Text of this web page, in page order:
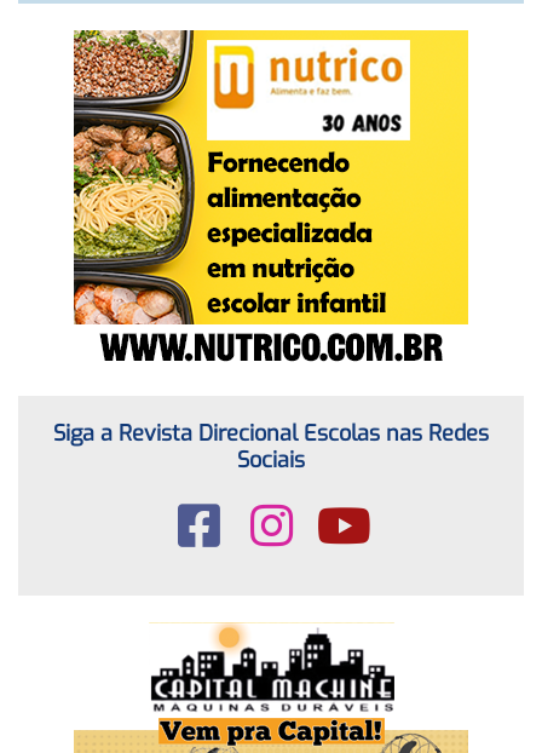
Siga a Revista Direcional Escolas nas Redes
Sociais